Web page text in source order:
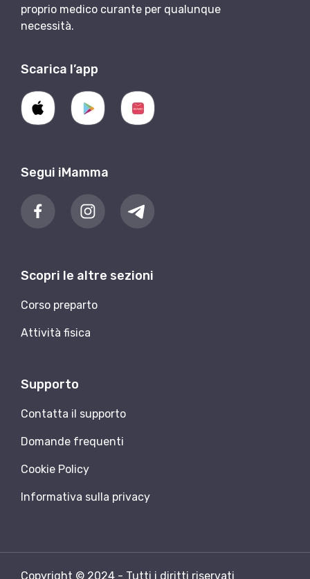
proprio medico curante per qualunque
necessità.
Scarica l’app
Segui iMamma
Scopri le altre sezioni
Corso preparto
Attività fisica
Supporto
Contatta il supporto
Domande frequenti
Cookie Policy
Informativa sulla privacy
Copyright © 2024 - Tutti i diritti riservati